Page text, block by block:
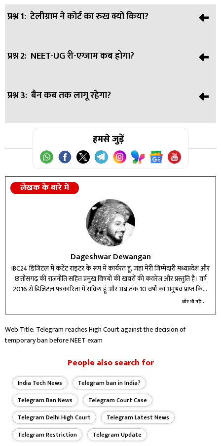
प्रश्न 1: टेलीग्राम ने कोर्ट का रुख क्यों किया?
उत्तर: केंद्र सरकार के बैन के फैसले को चुनौती देने के लिए।
प्रश्न 2: NEET-UG री-एग्जाम कब होगा?
उत्तर: 21 जून 2026 को।
प्रश्न 3: बैन कब तक लागू रहेगा?
22 जून तक प्लेटफॉर्म पर रोक और 30 जून तक मैसेज एडिट
सुविधा बंद रहेगी।
हमसे जुड़ें
लेखक के बारे में
Dageshwar Dewangan
IBC24 डिजिटल में कंटेंट राइटर के रूप में कार्यरत हूं, जहां मेरी जिम्मेदारी मध्यप्रदेश और
छत्तीसगढ़ की राजनीति सहित प्रमुख विषयों की खबरों की कवरेज और प्रस्तुति है। वर्ष
2016 से डिजिटल पत्रकारिता में सक्रिय हूं और अब तक 10 वर्षों का अनुभव प्राप्त किया
है। विभिन्न प्रतिष्ठित मीडिया संस्थानों में कार्य करते हुए न्यूज़ राइटिंग और डिजिटल टूल्स
खुद को लगातार अपडेट कर, कंटेंट की गुणवत्ता बेहतर करने के लिए प्रतिबद्ध हूं।
और भी पढ़ें...
Web Title: Telegram reaches High Court against the decision of
temporary ban before NEET exam
People also search for
India Tech News
Telegram ban in India?
Telegram Ban News
Telegram Court Case
Telegram Delhi High Court
Telegram Latest News
Telegram Restriction
Telegram Update